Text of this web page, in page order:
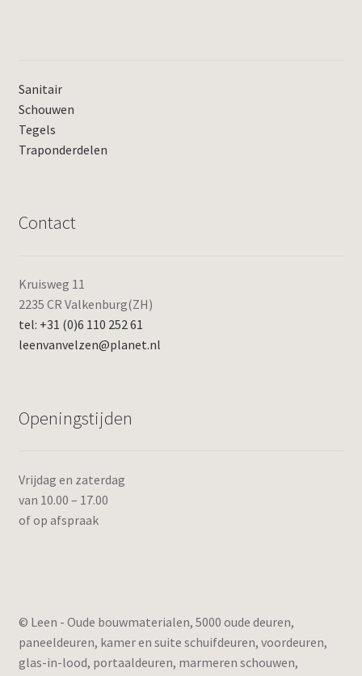
Sanitair
Schouwen
Tegels
Traponderdelen
Contact
Kruisweg 11
2235 CR Valkenburg(ZH)
tel: +31 (0)6 110 252 61
leenvanvelzen@planet.nl
Openingstijden
Vrijdag en zaterdag
van 10.00 – 17.00
of op afspraak
© Leen - Oude bouwmaterialen, 5000 oude deuren,
paneeldeuren, kamer en suite schuifdeuren, voordeuren,
glas-in-lood, portaaldeuren, marmeren schouwen,